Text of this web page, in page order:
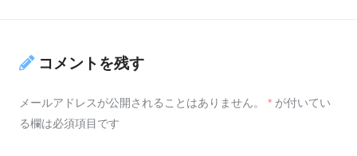
コメントを残す
メールアドレスが公開されることはありません。 * が付いてい
る欄は必須項目です